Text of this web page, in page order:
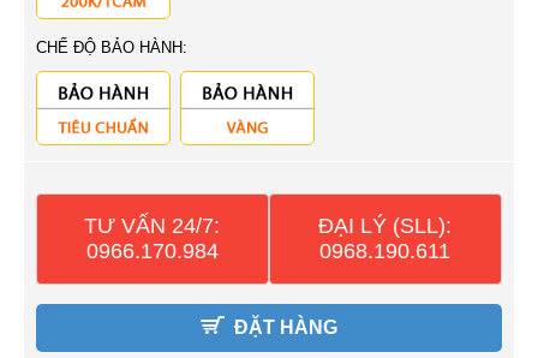
CHẾ ĐỘ BẢO HÀNH:
TƯ VẤN 24/7:
0966.170.984
ĐẠI LÝ (SLL):
0968.190.611
ĐẶT HÀNG